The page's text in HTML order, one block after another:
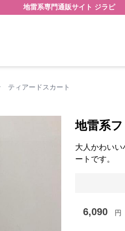
地雷系専門通販サイト ジラピ
ティアードスカート
地雷系
大人かわい
ートです。
6,090 円